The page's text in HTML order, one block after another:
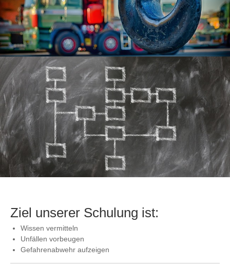
Ziel unserer Schulung ist:
Wissen vermitteln
Unfällen vorbeugen
Gefahrenabwehr aufzeigen